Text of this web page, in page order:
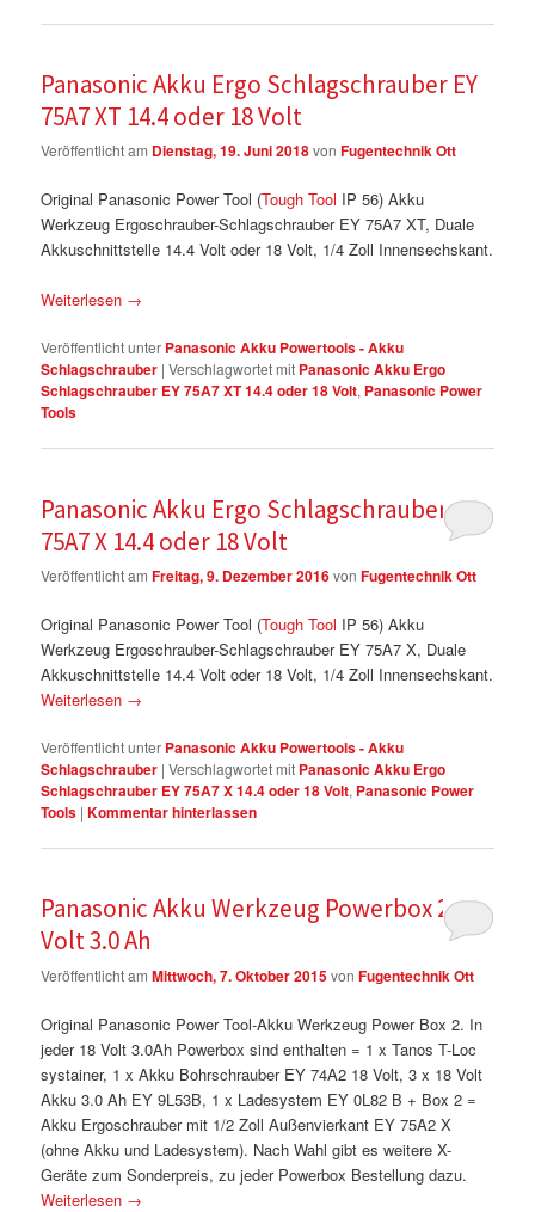
Panasonic Akku Ergo Schlagschrauber EY
75A7 XT 14.4 oder 18 Volt
Veröffentlicht am Dienstag, 19. Juni 2018vonFugentechnik Ott
Original Panasonic Power Tool (Tough Tool IP 56) Akku
Werkzeug Ergoschrauber-Schlagschrauber EY 75A7 XT, Duale
Akkuschnittstelle 14.4 Volt oder 18 Volt, 1/4 Zoll Innensechskant.
Weiterlesen →
Veröffentlicht unter Panasonic Akku Powertools - Akku
Schlagschrauber |Verschlagwortet mit Panasonic Akku Ergo
Schlagschrauber EY 75A7 XT 14.4 oder 18 Volt, Panasonic Power
Tools
Panasonic Akku Ergo Schlagschrauber EY
75A7 X 14.4 oder 18 Volt
Veröffentlicht amFreitag, 9. Dezember 2016vonFugentechnik Ott
Original Panasonic Power Tool (Tough Tool IP 56) Akku
Werkzeug Ergoschrauber-Schlagschrauber EY 75A7 X, Duale
Akkuschnittstelle 14.4 Volt oder 18 Volt, 1/4 Zoll Innensechskant.
Weiterlesen →
Veröffentlicht unter Panasonic Akku Powertools - Akku
Schlagschrauber |Verschlagwortet mit Panasonic Akku Ergo
Schlagschrauber EY 75A7 X 14.4 oder 18 Volt, Panasonic Power
Tools |Kommentar hinterlassen
Panasonic Akku Werkzeug Powerbox 2 18
Volt 3.0 Ah
Veröffentlicht amMittwoch, 7. Oktober 2015vonFugentechnik Ott
Original Panasonic Power Tool-Akku Werkzeug Power Box 2. In
jeder 18 Volt 3.0Ah Powerbox sind enthalten = 1 x Tanos T-Loc
systainer, 1 x Akku Bohrschrauber EY 74A2 18 Volt, 3 x 18 Volt
Akku 3.0 Ah EY 9L53B, 1 x Ladesystem EY 0L82 B + Box 2 =
Akku Ergoschrauber mit 1/2 Zoll Außenvierkant EY 75A2 X
(ohne Akku und Ladesystem). Nach Wahl gibt es weitere X-
Geräte zum Sonderpreis, zu jeder Powerbox Bestellung dazu.
Weiterlesen →